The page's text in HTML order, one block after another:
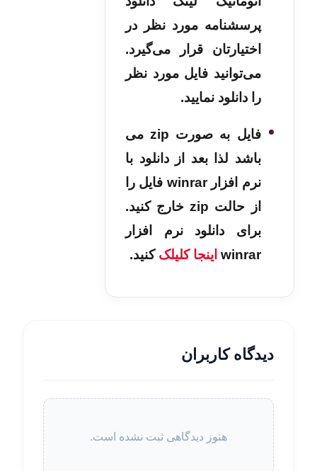
پرسشنامه مورد نظر در
اختیارتان قرار می‌گیرد.
می‌توانید فایل مورد نظر
را دانلود نمایید.
فایل به صورت zip می
باشد لذا بعد از دانلود با
نرم افزار winrar فایل را
از حالت zip خارج کنید.
برای دانلود نرم افزار
winrar اینجا کلیلک کنید.
دیدگاه کاربران
هنوز دیدگاهی ثبت نشده است.